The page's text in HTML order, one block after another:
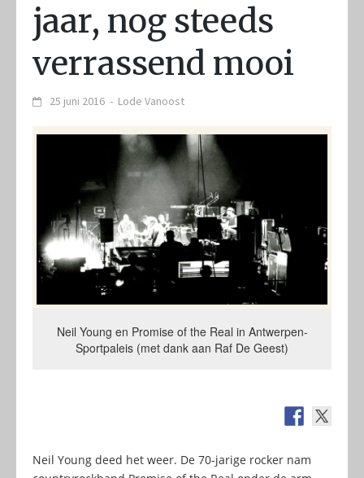
jaar, nog steeds
verrassend mooi
25 juni 2016 - Lode Vanoost
Neil Young en Promise of the Real in Antwerpen-
Sportpaleis (met dank aan Raf De Geest)
Neil Young deed het weer. De 70-jarige rocker nam